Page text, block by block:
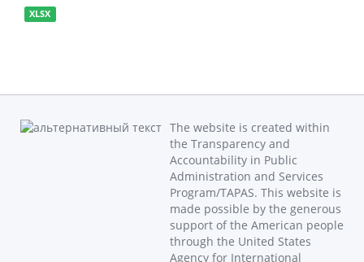
XLSX
The website is created within
the Transparency and
Accountability in Public
Administration and Services
Program/TAPAS. This website is
made possible by the generous
support of the American people
through the United States
Agency for International